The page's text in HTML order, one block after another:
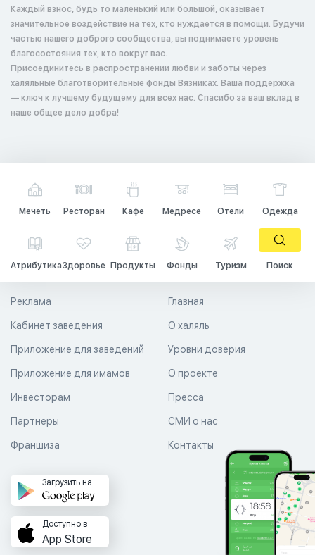
Каждый взнос, будь то маленький или большой, оказывает
значительное воздействие на тех, кто нуждается в помощи. Будучи
частью нашего доброго сообщества, вы поднимаете уровень
благосостояния тех, кто вокруг вас.
Присоединитесь в распространении любви и заботы через
халяльные благотворительные фонды Вязниках. Ваша поддержка
— ключ к лучшему будущему для всех нас. Спасибо за ваш вклад в
наше общее дело добра!
Мечеть Ресторан Кафе Медресе Отели Одежда
АтрибутикаЗдоровье Продукты Фонды Туризм Поиск
Главная
О халяль
Уровни доверия
Реклама
Кабинет заведения
Приложение для заведений
Приложение для имамов О проекте
Пресса
СМИ о нас
Контакты
Инвесторам
Партнеры
Франшиза
Загрузить на
Доступно в
App Store